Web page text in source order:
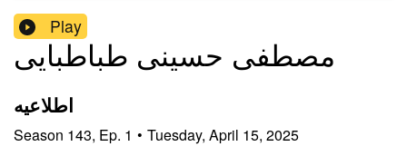
Play
مصطفی حسینی طباطبایی
اطلاعیه
Season 143, Ep. 1 • Tuesday, April 15, 2025